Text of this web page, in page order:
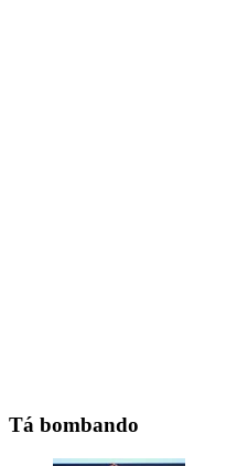
Tá bombando